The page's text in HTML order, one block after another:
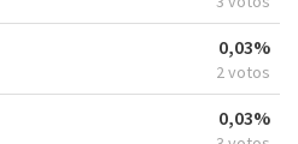
0,03%
2 votos
0,03%